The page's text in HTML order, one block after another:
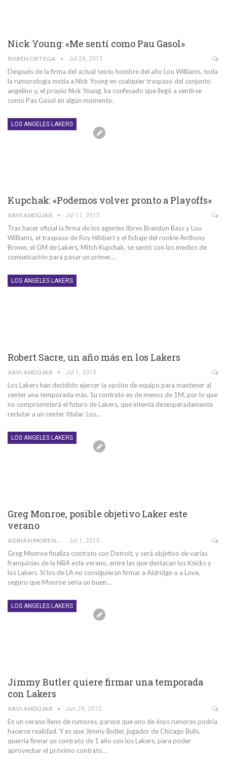
Nick Young: «Me sentí como Pau Gasol»
RUBÉN ORTEGA Jul 28, 2015
Después de la firma del actual sexto hombre del año Lou Williams, toda
la rumorología metía a Nick Young en cualquier traspaso del conjunto
angelino y, el propio Nick Young, ha confesado que llegó a sentirse
como Pau Gasol en algún momento.
LOS ANGELES LAKERS
Kupchak: «Podemos volver pronto a Playoffs»
XAVI ANDÚJAR Jul 11, 2015
Tras hacer oficial la firma de los agentes libres Brandon Bass y Lou
Williams, el traspaso de Roy Hibbert y el fichaje del rookie Anthony
Brown, el GM de Lakers, Mitch Kupchak, se sentó con los medios de
comunicación para pasar un primer…
LOS ANGELES LAKERS
Robert Sacre, un año más en los Lakers
XAVI ANDÚJAR Jul 1, 2015
Los Lakers han decidido ejercer la opción de equipo para mantener al
center una temporada más. Su contrato es de menos de 1M, por lo que
no comprometerá el futuro de Lakers, que intenta desesperadamente
reclutar a un center titular. Los…
LOS ANGELES LAKERS
Greg Monroe, posible objetivo Laker este
verano
ADRIÁN MORENTE GABALDÓN Jul 1, 2015
Greg Monroe finaliza contrato con Detroit, y será objetivo de varias
franquicias de la NBA este verano, entre las que destacan los Knicks y
los Lakers. Si los de LA no consiguieran firmar a Aldridge o a Love,
seguro que Monroe sería un buen…
LOS ANGELES LAKERS
Jimmy Butler quiere firmar una temporada
con Lakers
XAVI ANDÚJAR Jun 29, 2015
En un verano lleno de rumores, parece que uno de ésos rumores podría
hacerse realidad. Y es que Jimmy Butler, jugador de Chicago Bulls,
querría firmar un contrato de 1 año con los Lakers, para poder
aprovechar el próximo contrato…